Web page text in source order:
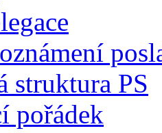
struktura PS
pořádek